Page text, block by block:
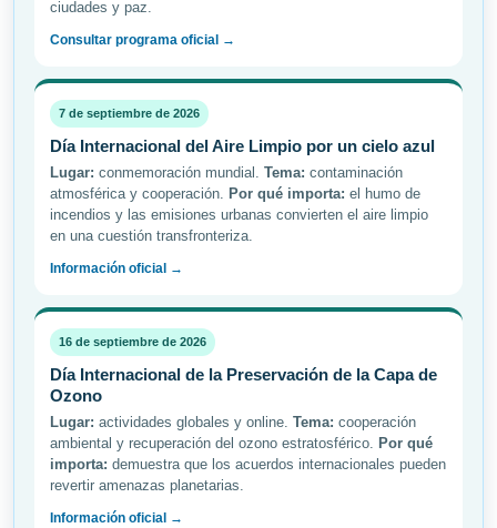
ciudades y paz.
Consultar programa oficial →
7 de septiembre de 2026
Día Internacional del Aire Limpio por un cielo azul
Lugar: conmemoración mundial. Tema: contaminación
atmosférica y cooperación. Por qué importa: el humo de
incendios y las emisiones urbanas convierten el aire limpio
en una cuestión transfronteriza.
Información oficial →
16 de septiembre de 2026
Día Internacional de la Preservación de la Capa de
Ozono
Lugar: actividades globales y online. Tema: cooperación
ambiental y recuperación del ozono estratosférico. Por qué
importa: demuestra que los acuerdos internacionales pueden
revertir amenazas planetarias.
Información oficial →